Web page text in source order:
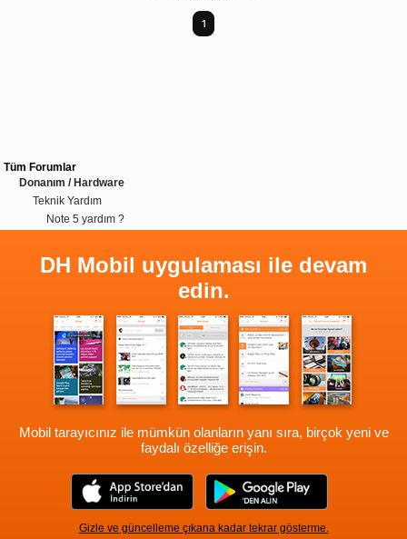
1
Tüm Forumlar
Donanım / Hardware
Teknik Yardım
Note 5 yardım ?
DH Mobil uygulaması ile devam
edin.
Mobil tarayıcınız ile mümkün olanların yanı sıra, birçok yeni ve
faydalı özelliğe erişin.
Gizle ve güncelleme çıkana kadar tekrar gösterme.